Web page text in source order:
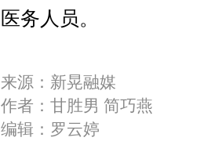
医务人员。
来源：新晃融媒
作者：甘胜男 简巧燕
编辑：罗云婷